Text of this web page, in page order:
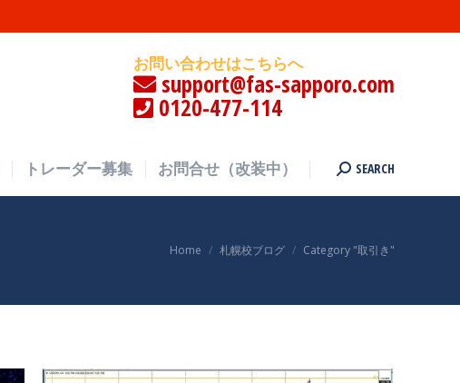
お問い合わせはこちらへ
support@fas-sapporo.com
0120-477-114
トレーダー募集 お問合せ（改装中） Search:
SEARCH
You are here:
Home 札幌校ブログ Category "取引き"
トレーダー募集 お問合せ（改装中） Search: